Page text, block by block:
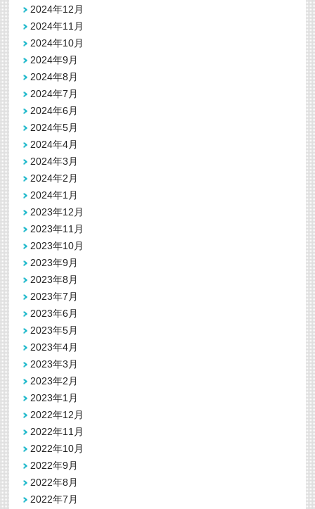
2024年12月
2024年11月
2024年10月
2024年9月
2024年8月
2024年7月
2024年6月
2024年5月
2024年4月
2024年3月
2024年2月
2024年1月
2023年12月
2023年11月
2023年10月
2023年9月
2023年8月
2023年7月
2023年6月
2023年5月
2023年4月
2023年3月
2023年2月
2023年1月
2022年12月
2022年11月
2022年10月
2022年9月
2022年8月
2022年7月